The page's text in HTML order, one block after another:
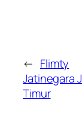
← Flimty
Jatinegara
Timur